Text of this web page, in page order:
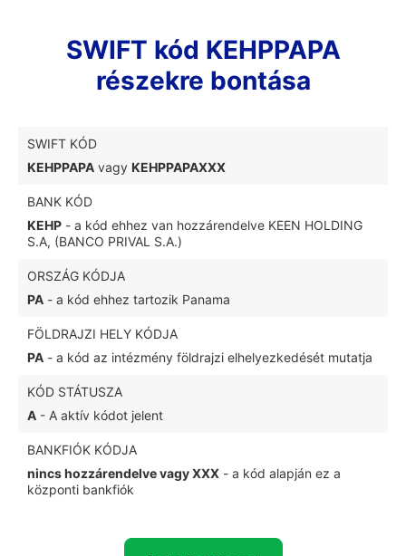
SWIFT kód KEHPPAPA
részekre bontása
SWIFT KÓD
KEHPPAPA vagy KEHPPAPAXXX
BANK KÓD
KEHP - a kód ehhez van hozzárendelve KEEN HOLDING
S.A, (BANCO PRIVAL S.A.)
ORSZÁG KÓDJA
PA - a kód ehhez tartozik Panama
FÖLDRAJZI HELY KÓDJA
PA - a kód az intézmény földrajzi elhelyezkedését mutatja
KÓD STÁTUSZA
A - A aktív kódot jelent
BANKFIÓK KÓDJA
nincs hozzárendelve vagy XXX - a kód alapján ez a
központi bankfiók